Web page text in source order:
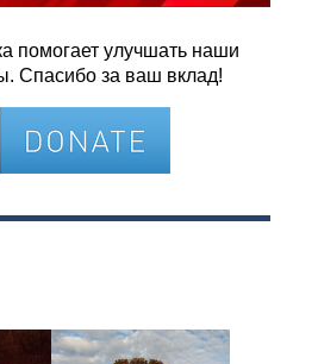
помогает улучшать наши
Спасибо за ваш вклад!